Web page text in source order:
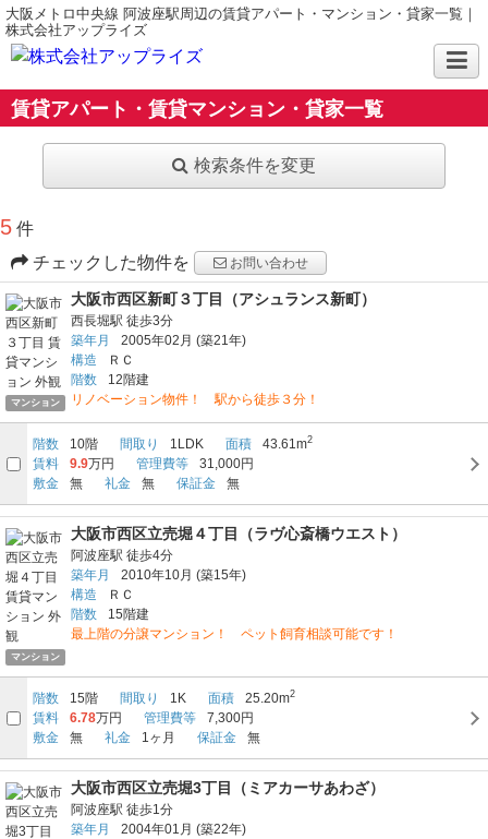
大阪メトロ中央線 阿波座駅周辺の賃貸アパート・マンション・貸家一覧｜
株式会社アップライズ
賃貸アパート・賃貸マンション・貸家一覧
検索条件を変更
5 件
チェックした物件を
お問い合わせ
マンション
大阪市西区新町３丁目（アシュランス新町）
西長堀駅 徒歩3分
築年月
2005年02月 (築21年)
構造
ＲＣ
階数
12階建
リノベーション物件！ 駅から徒歩３分！
階数 10階 間取り 1LDK 面積 43.61m2
賃料 9.9万円 管理費等
31,000円
敷金
無 礼金 無 保証金 無
マンション
大阪市西区立売堀４丁目（ラヴ心斎橋ウエスト）
阿波座駅 徒歩4分
築年月
2010年10月 (築15年)
構造
ＲＣ
階数
15階建
最上階の分譲マンション！ ペット飼育相談可能です！
階数 15階 間取り 1K 面積 25.20m2
賃料 6.78万円 管理費等
7,300円
敷金
無 礼金 1ヶ月 保証金 無
大阪市西区立売堀3丁目（ミアカーサあわざ）
阿波座駅 徒歩1分
築年月
2004年01月 (築22年)